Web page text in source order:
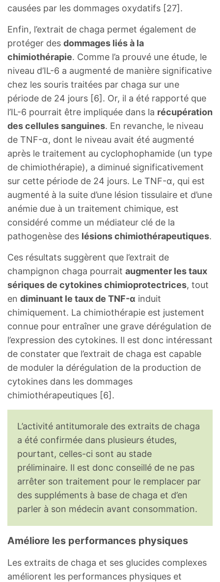
causées par les dommages oxydatifs [27].
Enfin, l’extrait de chaga permet également de
protéger des dommages liés à la
chimiothérapie. Comme l’a prouvé une étude, le
niveau d’IL-6 a augmenté de manière significative
chez les souris traitées par chaga sur une
période de 24 jours [6]. Or, il a été rapporté que
l’IL-6 pourrait être impliquée dans la récupération
des cellules sanguines. En revanche, le niveau
de TNF-α, dont le niveau avait été augmenté
après le traitement au cyclophophamide (un type
de chimiothérapie), a diminué significativement
sur cette période de 24 jours. Le TNF-α, qui est
augmenté à la suite d’une lésion tissulaire et d’une
anémie due à un traitement chimique, est
considéré comme un médiateur clé de la
pathogenèse des lésions chimiothérapeutiques.
Ces résultats suggèrent que l’extrait de
champignon chaga pourrait augmenter les taux
sériques de cytokines chimioprotectrices, tout
en diminuant le taux de TNF-α induit
chimiquement. La chimiothérapie est justement
connue pour entraîner une grave dérégulation de
l’expression des cytokines. Il est donc intéressant
de constater que l’extrait de chaga est capable
de moduler la dérégulation de la production de
cytokines dans les dommages
chimiothérapeutiques [6].
L’activité antitumorale des extraits de chaga
a été confirmée dans plusieurs études,
pourtant, celles-ci sont au stade
préliminaire. Il est donc conseillé de ne pas
arrêter son traitement pour le remplacer par
des suppléments à base de chaga et d’en
parler à son médecin avant consommation.
Améliore les performances physiques
Les extraits de chaga et ses glucides complexes
améliorent les performances physiques et